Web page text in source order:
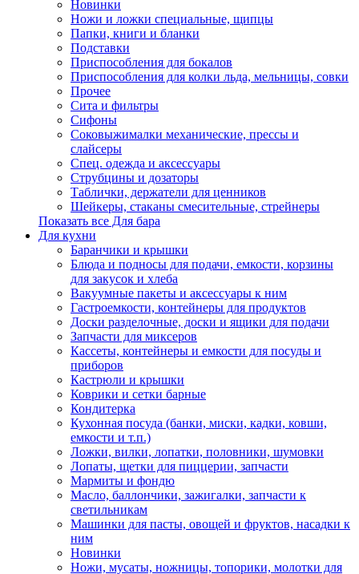
Новинки
Ножи и ложки специальные, щипцы
Папки, книги и бланки
Подставки
Приспособления для бокалов
Приспособления для колки льда, мельницы, совки
Прочее
Сита и фильтры
Сифоны
Соковыжималки механические, прессы и
слайсеры
Спец. одежда и аксессуары
Струбцины и дозаторы
Таблички, держатели для ценников
Шейкеры, стаканы смесительные, стрейнеры
Показать все Для бара
Для кухни
Баранчики и крышки
Блюда и подносы для подачи, емкости, корзины
для закусок и хлеба
Вакуумные пакеты и аксессуары к ним
Гастроемкости, контейнеры для продуктов
Доски разделочные, доски и ящики для подачи
Запчасти для миксеров
Кассеты, контейнеры и емкости для посуды и
приборов
Кастрюли и крышки
Коврики и сетки барные
Кондитерка
Кухонная посуда (банки, миски, кадки, ковши,
емкости и т.п.)
Ложки, вилки, лопатки, половники, шумовки
Лопаты, щетки для пиццерии, запчасти
Мармиты и фондю
Масло, баллончики, зажигалки, запчасти к
светильникам
Машинки для пасты, овощей и фруктов, насадки к
ним
Новинки
Ножи, мусаты, ножницы, топорики, молотки для